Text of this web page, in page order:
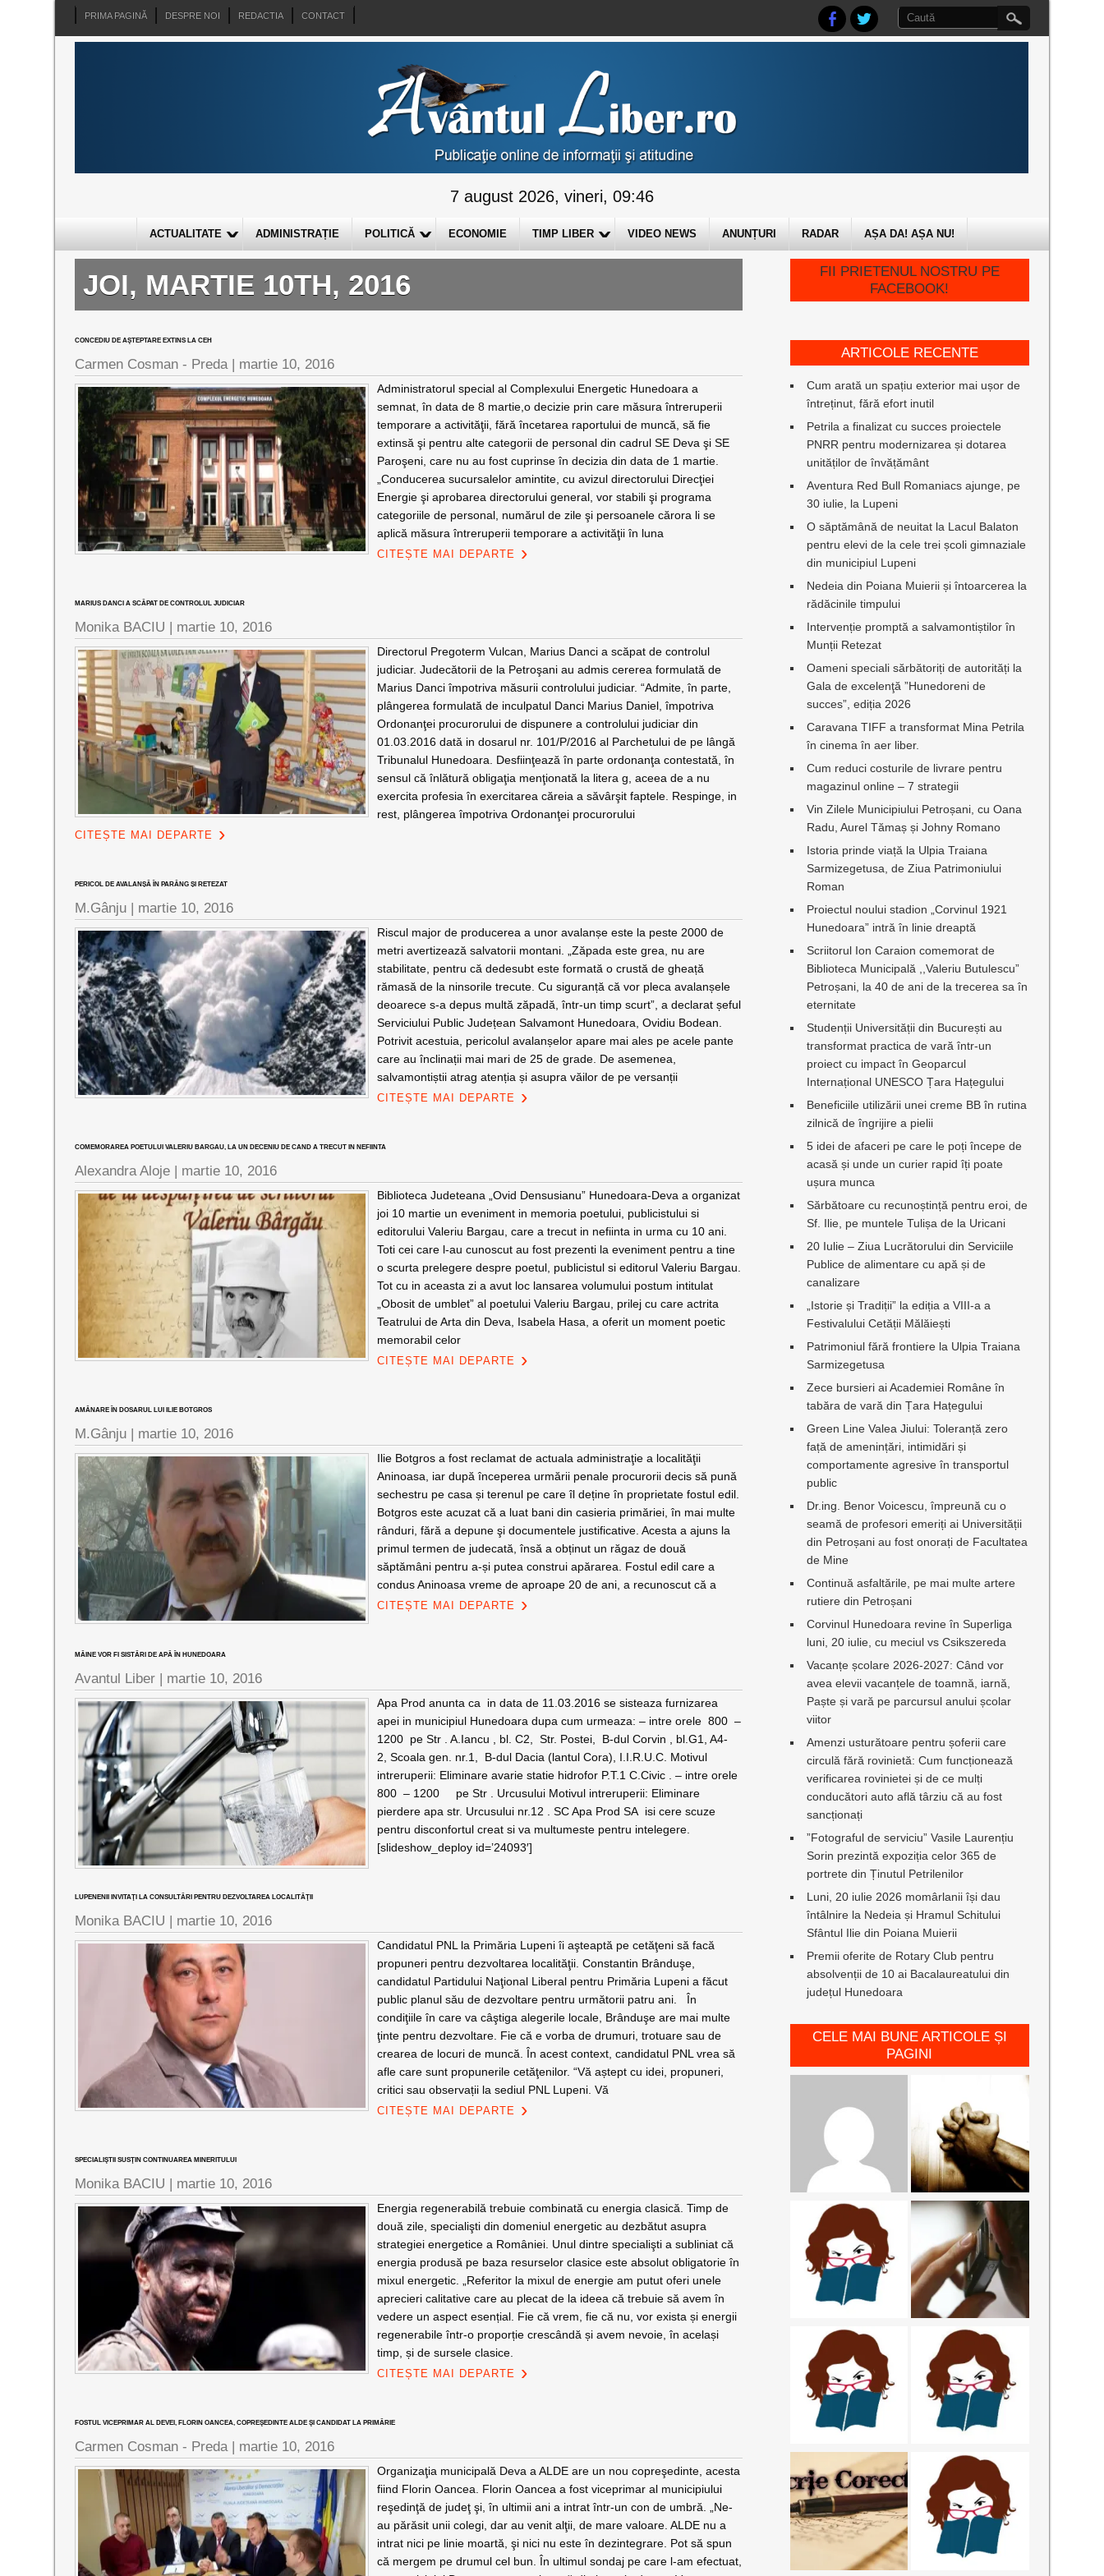
PRIMA PAGINĂ DESPRE NOI REDACTIA CONTACT
7 august 2026, vineri, 09:46
ACTUALITATE ADMINISTRAȚIE POLITICĂ ECONOMIE TIMP LIBER VIDEO NEWS ANUNȚURI RADAR AȘA DA! AȘA NU!
JOI, MARTIE 10TH, 2016
CONCEDIU DE AŞTEPTARE EXTINS LA CEH
Carmen Cosman - Preda | martie 10, 2016
Administratorul special al Complexului Energetic Hunedoara a
semnat, în data de 8 martie,o decizie prin care măsura întreruperii
temporare a activităţii, fără încetarea raportului de muncă, să fie
extinsă şi pentru alte categorii de personal din cadrul SE Deva şi SE
Paroşeni, care nu au fost cuprinse în decizia din data de 1 martie.
„Conducerea sucursalelor amintite, cu avizul directorului Direcţiei
Energie şi aprobarea directorului general, vor stabili şi programa
categoriile de personal, numărul de zile şi persoanele cărora li se
aplică măsura întreruperii temporare a activităţii în luna
CITEȘTE MAI DEPARTE
MARIUS DANCI A SCĂPAT DE CONTROLUL JUDICIAR
Monika BACIU | martie 10, 2016
Directorul Pregoterm Vulcan, Marius Danci a scăpat de controlul
judiciar. Judecătorii de la Petroşani au admis cererea formulată de
Marius Danci împotriva măsurii controlului judiciar. “Admite, în parte,
plângerea formulată de inculpatul Danci Marius Daniel, împotriva
Ordonanţei procurorului de dispunere a controlului judiciar din
01.03.2016 dată in dosarul nr. 101/P/2016 al Parchetului de pe lângă
Tribunalul Hunedoara. Desfiinţează în parte ordonanţa contestată, în
sensul că înlătură obligaţia menţionată la litera g, aceea de a nu
exercita profesia în exercitarea căreia a săvârşit faptele. Respinge, in
rest, plângerea împotriva Ordonanţei procurorului
CITEȘTE MAI DEPARTE
PERICOL DE AVALANȘĂ ÎN PARÂNG ȘI RETEZAT
M.Gânju | martie 10, 2016
Riscul major de producerea a unor avalanșe este la peste 2000 de
metri avertizează salvatorii montani. „Zăpada este grea, nu are
stabilitate, pentru că dedesubt este formată o crustă de gheață
rămasă de la ninsorile trecute. Cu siguranță că vor pleca avalanșele
deoarece s-a depus multă zăpadă, într-un timp scurt”, a declarat șeful
Serviciului Public Județean Salvamont Hunedoara, Ovidiu Bodean.
Potrivit acestuia, pericolul avalanșelor apare mai ales pe acele pante
care au înclinații mai mari de 25 de grade. De asemenea,
salvamontiștii atrag atenția și asupra văilor de pe versanții
CITEȘTE MAI DEPARTE
COMEMORAREA POETULUI VALERIU BARGAU, LA UN DECENIU DE CAND A TRECUT IN NEFIINTA
Alexandra Aloje | martie 10, 2016
Biblioteca Judeteana „Ovid Densusianu” Hunedoara-Deva a organizat
joi 10 martie un eveniment in memoria poetului, publicistului si
editorului Valeriu Bargau, care a trecut in nefiinta in urma cu 10 ani.
Toti cei care l-au cunoscut au fost prezenti la eveniment pentru a tine
o scurta prelegere despre poetul, publicistul si editorul Valeriu Bargau.
Tot cu in aceasta zi a avut loc lansarea volumului postum intitulat
„Obosit de umblet” al poetului Valeriu Bargau, prilej cu care actrita
Teatrului de Arta din Deva, Isabela Hasa, a oferit un moment poetic
memorabil celor
CITEȘTE MAI DEPARTE
AMÂNARE ÎN DOSARUL LUI ILIE BOTGROS
M.Gânju | martie 10, 2016
Ilie Botgros a fost reclamat de actuala administraţie a localităţii
Aninoasa, iar după începerea urmării penale procurorii decis să pună
sechestru pe casa și terenul pe care îl deține în proprietate fostul edil.
Botgros este acuzat că a luat bani din casieria primăriei, în mai multe
rânduri, fără a depune şi documentele justificative. Acesta a ajuns la
primul termen de judecată, însă a obținut un răgaz de două
săptămâni pentru a-și putea construi apărarea. Fostul edil care a
condus Aninoasa vreme de aproape 20 de ani, a recunoscut că a
CITEȘTE MAI DEPARTE
MÂINE VOR FI SISTĂRI DE APĂ ÎN HUNEDOARA
Avantul Liber | martie 10, 2016
Apa Prod anunta ca in data de 11.03.2016 se sisteaza furnizarea
apei in municipiul Hunedoara dupa cum urmeaza: – intre orele 800 –
1200 pe Str . A.Iancu , bl. C2, Str. Postei, B-dul Corvin , bl.G1, A4-
2, Scoala gen. nr.1, B-dul Dacia (lantul Cora), I.I.R.U.C. Motivul
intreruperii: Eliminare avarie statie hidrofor P.T.1 C.Civic . – intre orele
800 – 1200 pe Str . Urcusului Motivul intreruperii: Eliminare
pierdere apa str. Urcusului nr.12 . SC Apa Prod SA isi cere scuze
pentru disconfortul creat si va multumeste pentru intelegere.
[slideshow_deploy id=’24093′]
LUPENENII INVITAŢI LA CONSULTĂRI PENTRU DEZVOLTAREA LOCALITĂŢII
Monika BACIU | martie 10, 2016
Candidatul PNL la Primăria Lupeni îi aşteaptă pe cetăţeni să facă
propuneri pentru dezvoltarea localităţii. Constantin Brânduşe,
candidatul Partidului Naţional Liberal pentru Primăria Lupeni a făcut
public planul său de dezvoltare pentru următorii patru ani. În
condiţiile în care va câştiga alegerile locale, Brânduşe are mai multe
ţinte pentru dezvoltare. Fie că e vorba de drumuri, trotuare sau de
crearea de locuri de muncă. În acest context, candidatul PNL vrea să
afle care sunt propunerile cetăţenilor. “Vă aștept cu idei, propuneri,
critici sau observații la sediul PNL Lupeni. Vă
CITEȘTE MAI DEPARTE
SPECIALIŞTII SUSŢIN CONTINUAREA MINERITULUI
Monika BACIU | martie 10, 2016
Energia regenerabilă trebuie combinată cu energia clasică. Timp de
două zile, specialişti din domeniul energetic au dezbătut asupra
strategiei energetice a României. Unul dintre specialişti a subliniat că
energia produsă pe baza resurselor clasice este absolut obligatorie în
mixul energetic. „Referitor la mixul de energie am putut oferi unele
aprecieri calitative care au plecat de la ideea că trebuie să avem în
vedere un aspect esențial. Fie că vrem, fie că nu, vor exista și energii
regenerabile într-o proporție crescândă și avem nevoie, în același
timp, și de sursele clasice.
CITEȘTE MAI DEPARTE
FOSTUL VICEPRIMAR AL DEVEI, FLORIN OANCEA, COPREŞEDINTE ALDE ŞI CANDIDAT LA PRIMĂRIE
Carmen Cosman - Preda | martie 10, 2016
Organizaţia municipală Deva a ALDE are un nou copreşedinte, acesta
fiind Florin Oancea. Florin Oancea a fost viceprimar al municipiului
reşedinţă de judeţ şi, în ultimii ani a intrat într-un con de umbră. „Ne-
au părăsit unii colegi, dar au venit alţii, de mare valoare. ALDE nu a
intrat nici pe linie moartă, şi nici nu este în dezintegrare. Pot să spun
că mergem pe drumul cel bun. În ultimul sondaj pe care l-am efectuat,
FII PRIETENUL NOSTRU PE
FACEBOOK!
ARTICOLE RECENTE
Cum arată un spațiu exterior mai ușor de
întreținut, fără efort inutil
Petrila a finalizat cu succes proiectele
PNRR pentru modernizarea și dotarea
unităților de învățământ
Aventura Red Bull Romaniacs ajunge, pe
30 iulie, la Lupeni
O săptămână de neuitat la Lacul Balaton
pentru elevi de la cele trei școli gimnaziale
din municipiul Lupeni
Nedeia din Poiana Muierii și întoarcerea la
rădăcinile timpului
Intervenție promptă a salvamontiștilor în
Munții Retezat
Oameni speciali sărbătoriți de autorități la
Gala de excelenţă ”Hunedoreni de
succes”, ediția 2026
Caravana TIFF a transformat Mina Petrila
în cinema în aer liber.
Cum reduci costurile de livrare pentru
magazinul online – 7 strategii
Vin Zilele Municipiului Petroșani, cu Oana
Radu, Aurel Tămaș și Johny Romano
Istoria prinde viață la Ulpia Traiana
Sarmizegetusa, de Ziua Patrimoniului
Roman
Proiectul noului stadion „Corvinul 1921
Hunedoara” intră în linie dreaptă
Scriitorul Ion Caraion comemorat de
Biblioteca Municipală ,,Valeriu Butulescu”
Petroșani, la 40 de ani de la trecerea sa în
eternitate
Studenții Universității din București au
transformat practica de vară într-un
proiect cu impact în Geoparcul
Internațional UNESCO Țara Hațegului
Beneficiile utilizării unei creme BB în rutina
zilnică de îngrijire a pielii
5 idei de afaceri pe care le poți începe de
acasă și unde un curier rapid îți poate
ușura munca
Sărbătoare cu recunoștință pentru eroi, de
Sf. Ilie, pe muntele Tulișa de la Uricani
20 Iulie – Ziua Lucrătorului din Serviciile
Publice de alimentare cu apă și de
canalizare
„Istorie și Tradiții” la ediția a VIII-a a
Festivalului Cetății Mălăiești
Patrimoniul fără frontiere la Ulpia Traiana
Sarmizegetusa
Zece bursieri ai Academiei Române în
tabăra de vară din Țara Hațegului
Green Line Valea Jiului: Toleranță zero
față de amenințări, intimidări și
comportamente agresive în transportul
public
Dr.ing. Benor Voicescu, împreună cu o
seamă de profesori emeriți ai Universității
din Petroșani au fost onorați de Facultatea
de Mine
Continuă asfaltările, pe mai multe artere
rutiere din Petroșani
Corvinul Hunedoara revine în Superliga
luni, 20 iulie, cu meciul vs Csikszereda
Vacanțe școlare 2026-2027: Când vor
avea elevii vacanțele de toamnă, iarnă,
Paște și vară pe parcursul anului școlar
viitor
Amenzi usturătoare pentru șoferii care
circulă fără rovinietă: Cum funcționează
verificarea rovinietei și de ce mulți
conducători auto află târziu că au fost
sancționați
”Fotograful de serviciu” Vasile Laurențiu
Sorin prezintă expoziția celor 365 de
portrete din Ținutul Petrilenilor
Luni, 20 iulie 2026 momârlanii își dau
întâlnire la Nedeia și Hramul Schitului
Sfântul Ilie din Poiana Muierii
Premii oferite de Rotary Club pentru
absolvenții de 10 ai Bacalaureatului din
județul Hunedoara
CELE MAI BUNE ARTICOLE ȘI
PAGINI